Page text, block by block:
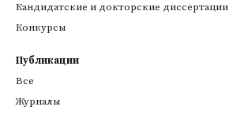
Кандидатские и докторские диссертации
Конкурсы
Публикации
Все
Журналы